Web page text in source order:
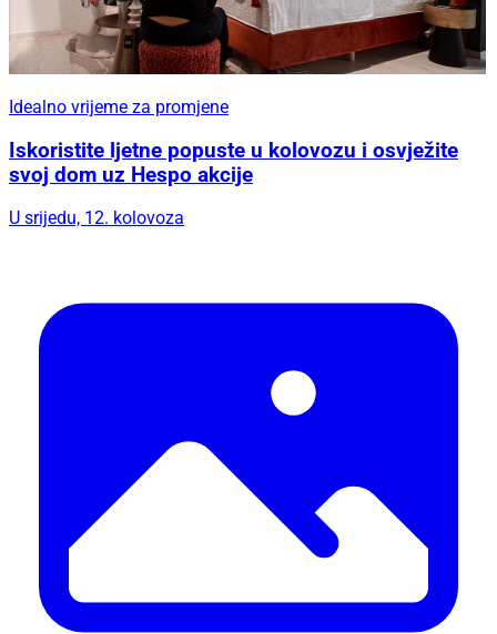
Idealno vrijeme za promjene
Iskoristite ljetne popuste u kolovozu i osvježite
svoj dom uz Hespo akcije
U srijedu, 12. kolovoza